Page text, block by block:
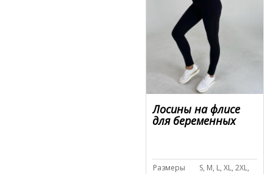
Лосины на флисе
для беременных
Размеры S, M, L, XL, 2XL,